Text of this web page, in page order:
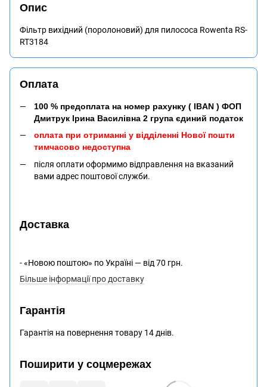
Опис
Фільтр вихідний (поролоновий) для пилососа Rowenta RS-
RT3184
Оплата
100 % предоплата на номер рахунку ( IBAN ) ФОП
Дмитрук Ірина Василівна 2 група єдиний податок
оплата при отриманні у відділенні Нової пошти
тимчасово недоступна
після оплати оформимо відправлення на вказаний
вами адрес поштової служби.
Доставка
- «Новою поштою» по Україні — від 70 грн.
Більше інформації про доставку
Гарантія
Гарантія на повернення товару 14 днів.
Поширити у соцмережах